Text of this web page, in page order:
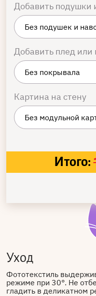
Добавить подушки
Добавить плед или
Картина на стену
Итого:
Уход
Фототекстиль
режиме при 30°. Не
гладить в деликатном